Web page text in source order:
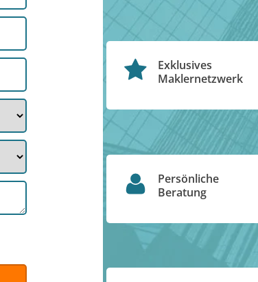
Exklusives
Maklernetzwerk
Persönliche
Beratung